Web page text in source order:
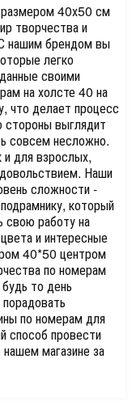
размером 40х50 см
творчества и
нашим брендом вы
легко
своими
на холсте 40 на
что делает процесс
стороны выглядит
совсем несложно.
и для взрослых,
Наши
сложности -
который
свою работу на
и интересные
40*50 центром
по номерам
то день
по номерам для
способ провести
магазине за